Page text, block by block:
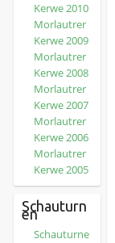
Kerwe 2010
Morlautrer
Kerwe 2009
Morlautrer
Kerwe 2008
Morlautrer
Kerwe 2007
Morlautrer
Kerwe 2006
Morlautrer
Kerwe 2005
Schauturn
en
Schauturne